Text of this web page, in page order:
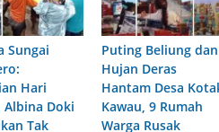
Sungai
Hari
Albina Doki
Tak
Puting Beliung dan
Hujan Deras
Hantam Desa
Kawau, 9 Rumah
Warga Rusak